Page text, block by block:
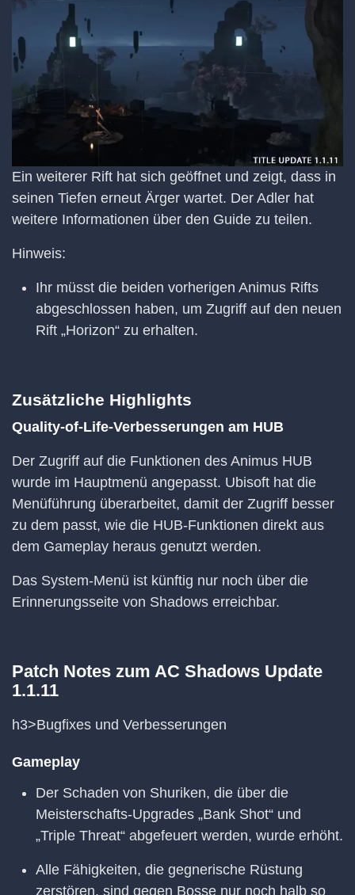
Ein weiterer Rift hat sich geöffnet und zeigt, dass in
seinen Tiefen erneut Ärger wartet. Der Adler hat
weitere Informationen über den Guide zu teilen.
Hinweis:
Ihr müsst die beiden vorherigen Animus Rifts
abgeschlossen haben, um Zugriff auf den neuen
Rift „Horizon“ zu erhalten.
Zusätzliche Highlights
Quality-of-Life-Verbesserungen am HUB
Der Zugriff auf die Funktionen des Animus HUB
wurde im Hauptmenü angepasst. Ubisoft hat die
Menüführung überarbeitet, damit der Zugriff besser
zu dem passt, wie die HUB-Funktionen direkt aus
dem Gameplay heraus genutzt werden.
Das System-Menü ist künftig nur noch über die
Erinnerungsseite von Shadows erreichbar.
Patch Notes zum AC Shadows Update
1.1.11
h3>Bugfixes und Verbesserungen
Gameplay
Der Schaden von Shuriken, die über die
Meisterschafts-Upgrades „Bank Shot“ und
„Triple Threat“ abgefeuert werden, wurde erhöht.
Alle Fähigkeiten, die gegnerische Rüstung
zerstören, sind gegen Bosse nur noch halb so